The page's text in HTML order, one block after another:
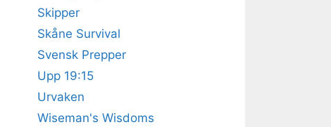
Skipper
Skåne Survival
Svensk Prepper
Upp 19:15
Urvaken
Wiseman's Wisdoms